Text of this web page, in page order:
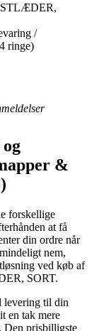
/
ringe)
&
forskellige
at få
din ordre når
nem,
ved køb af
SORT.
levering til din
en tak mere
Den prisbilligste